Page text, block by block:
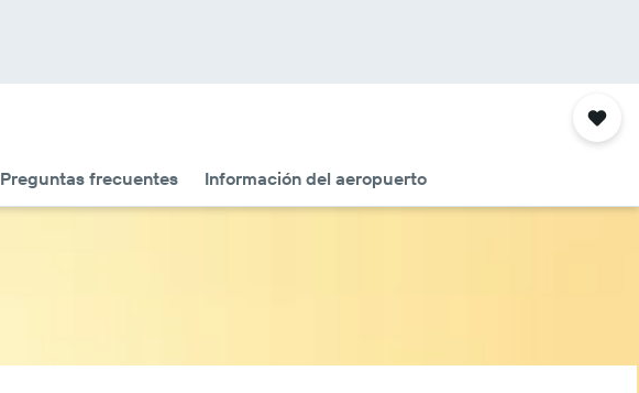
Preguntas frecuentes Información del aeropuerto